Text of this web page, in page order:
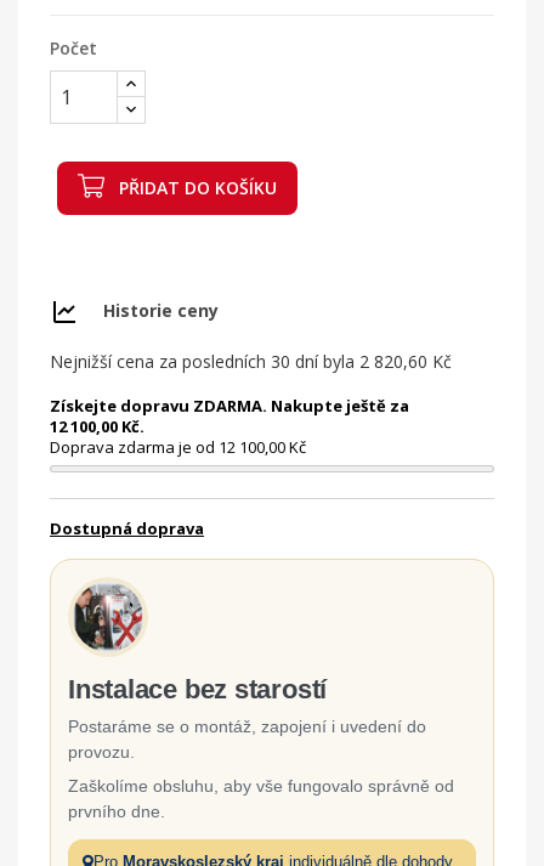
Počet
PŘIDAT DO KOŠÍKU
Historie ceny
Nejnižší cena za posledních 30 dní byla 2 820,60 Kč
Získejte dopravu ZDARMA. Nakupte ještě za
12 100,00 Kč.
Doprava zdarma je od 12 100,00 Kč
Dostupná doprava
Instalace bez starostí
Postaráme se o montáž, zapojení i uvedení do
provozu.
Zaškolíme obsluhu, aby vše fungovalo správně od
prvního dne.
Pro Moravskoslezský kraj individuálně dle dohody.